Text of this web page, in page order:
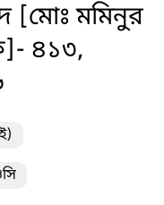
[মোঃ মমিনুর
৪১৩,